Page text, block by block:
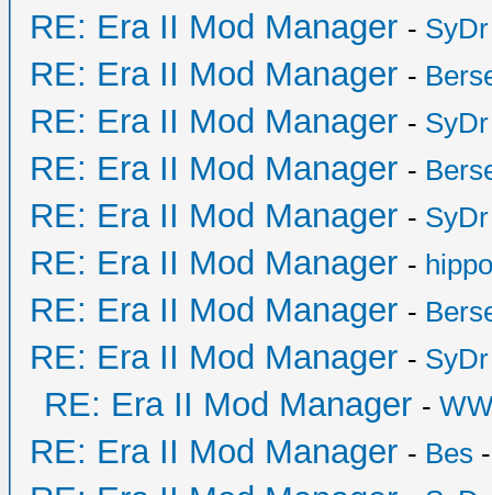
RE: Era II Mod Manager - SyDr
RE: Era II Mod Manager -
RE: Era II Mod Manager - SyDr
RE: Era II Mod Manager -
RE: Era II Mod Manager - SyDr
RE: Era II Mod Manager -
RE: Era II Mod Manager -
RE: Era II Mod Manager - SyDr
RE: Era II Mod Manager -
RE: Era II Mod Manager - Bes